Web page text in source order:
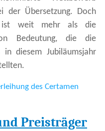
der Übersetzung. Doch
ist weit mehr als die
Bedeutung, die die
in diesem Jubiläumsjahr
des Certamen
Preisträger